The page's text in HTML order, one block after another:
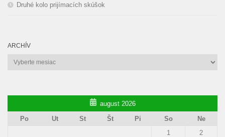
Druhé kolo prijímacích skúšok
ARCHÍV
Archív
august 2026
Po
Ut St Št Pi So
Ne
1
2